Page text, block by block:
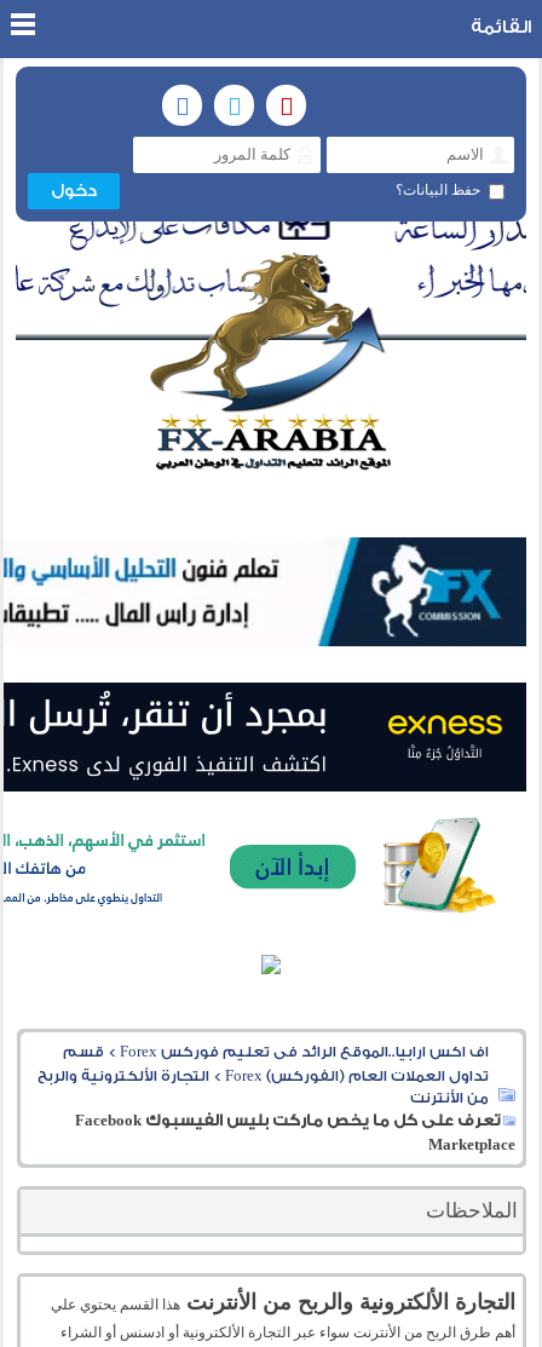
حفظ البيانات؟
القائمة
اف اكس ارابيا..الموقع الرائد فى تعليم فوركس Forex > قسم
تداول العملات العام (الفوركس) Forex
>التجارة الألكترونية والربح
من الأنترنت
تعرف على كل ما يخص ماركت بليس الفيسبوك Facebook
Marketplace
الملاحظات
التجارة الألكترونية والربح من الأنترنت هذا القسم يحتوي علي
أهم طرق الربح من الأنترنت سواء عبر التجارة الألكترونية أو ادسنس أو الشراء